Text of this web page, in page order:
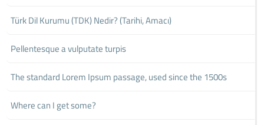
Türk Dil Kurumu (TDK) Nedir? (Tarihi, Amacı)
Pellentesque a vulputate turpis
The standard Lorem Ipsum passage, used since the 1500s
Where can I get some?